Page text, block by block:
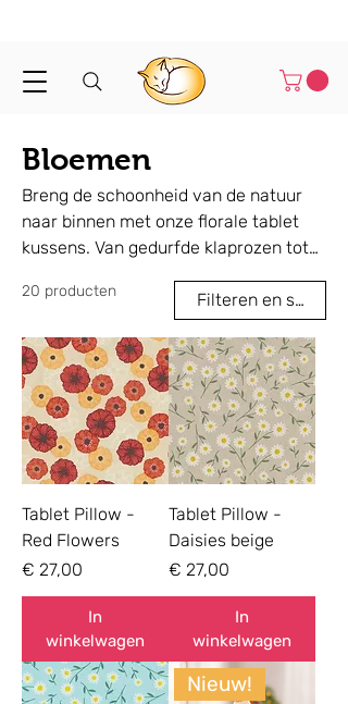
Bloemen
Breng de schoonheid van de natuur
naar binnen met onze florale tablet
kussens. Van gedurfde klaprozen tot
voegt een vleugje vreugde en comfort
toe aan je dag. Handgemaakt,
lichtgewicht en perfect voor lezen,
ontspannen of als cadeau.
20 producten Filteren en sorteren
Tablet Pillow -
Red Flowers
Prijs
€ 27,00
In
winkelwagen
Tablet Pillow -
Daisies beige
Prijs
€ 27,00
In
winkelwagen
Nieuw!